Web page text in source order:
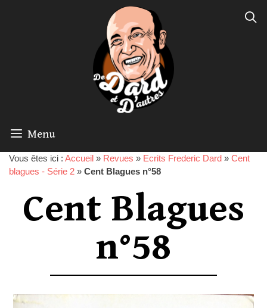
Menu
Vous êtes ici : Accueil » Revues » Ecrits Frederic Dard » Cent
blagues - Série 2 » Cent Blagues n°58
Cent Blagues
n°58